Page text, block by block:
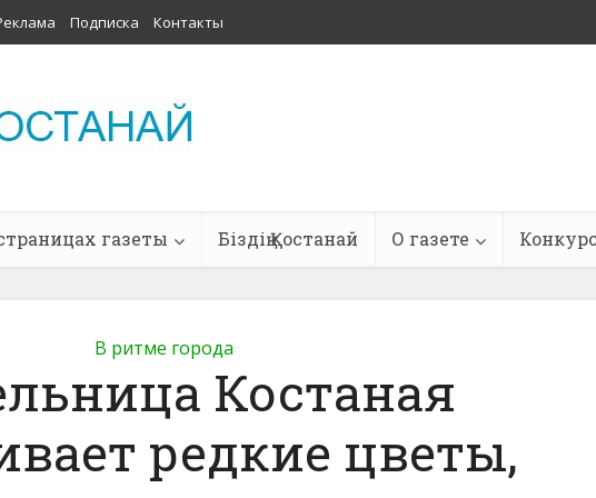
Подписка Контакты
газеты Біздің Қостанай О газете
В ритме города
Костаная
редкие цветы,